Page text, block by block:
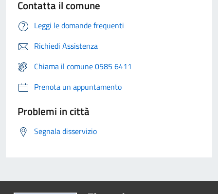
Contatta il comune
Leggi le domande frequenti
Richiedi Assistenza
Chiama il comune 0585 6411
Prenota un appuntamento
Problemi in città
Segnala disservizio